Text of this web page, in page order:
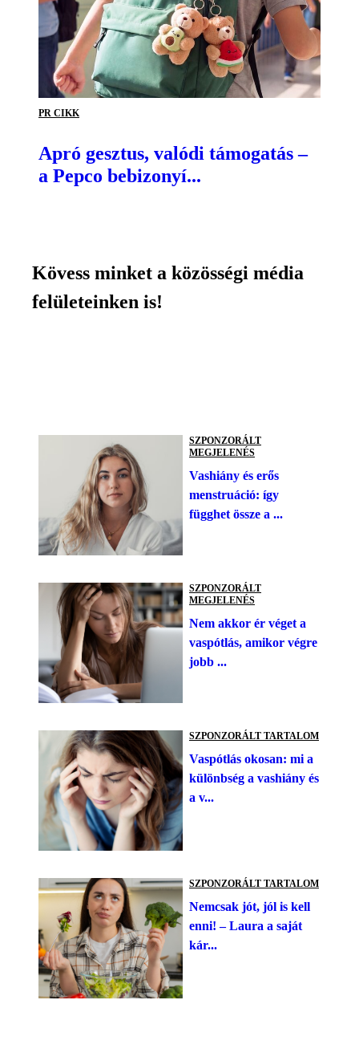
PR CIKK
Apró gesztus, valódi támogatás –
a Pepco bebizonyí...
Kövess minket a közösségi média
felületeinken is!
SZPONZORÁLT
MEGJELENÉS
Vashiány és erős
menstruáció: így
függhet össze a ...
SZPONZORÁLT
MEGJELENÉS
Nem akkor ér véget a
vaspótlás, amikor végre
jobb ...
SZPONZORÁLT TARTALOM
Vaspótlás okosan: mi a
különbség a vashiány és
a v...
SZPONZORÁLT TARTALOM
Nemcsak jót, jól is kell
enni! – Laura a saját
kár...